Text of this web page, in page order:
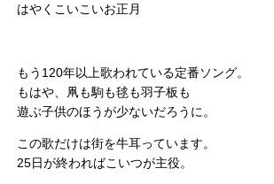
はやくこいこいお正月
もう120年以上歌われている定番ソング。
もはや、凧も駒も毬も羽子板も
遊ぶ子供のほうが少ないだろうに。
この歌だけは街を牛耳っています。
25日が終わればこいつが主役。